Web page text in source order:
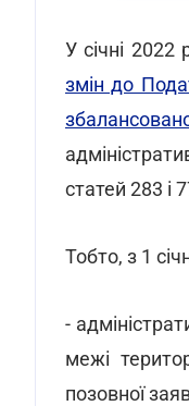
У січні 2022
змін до
статей 283 і
Тобто, з 1
-
межі
позовної